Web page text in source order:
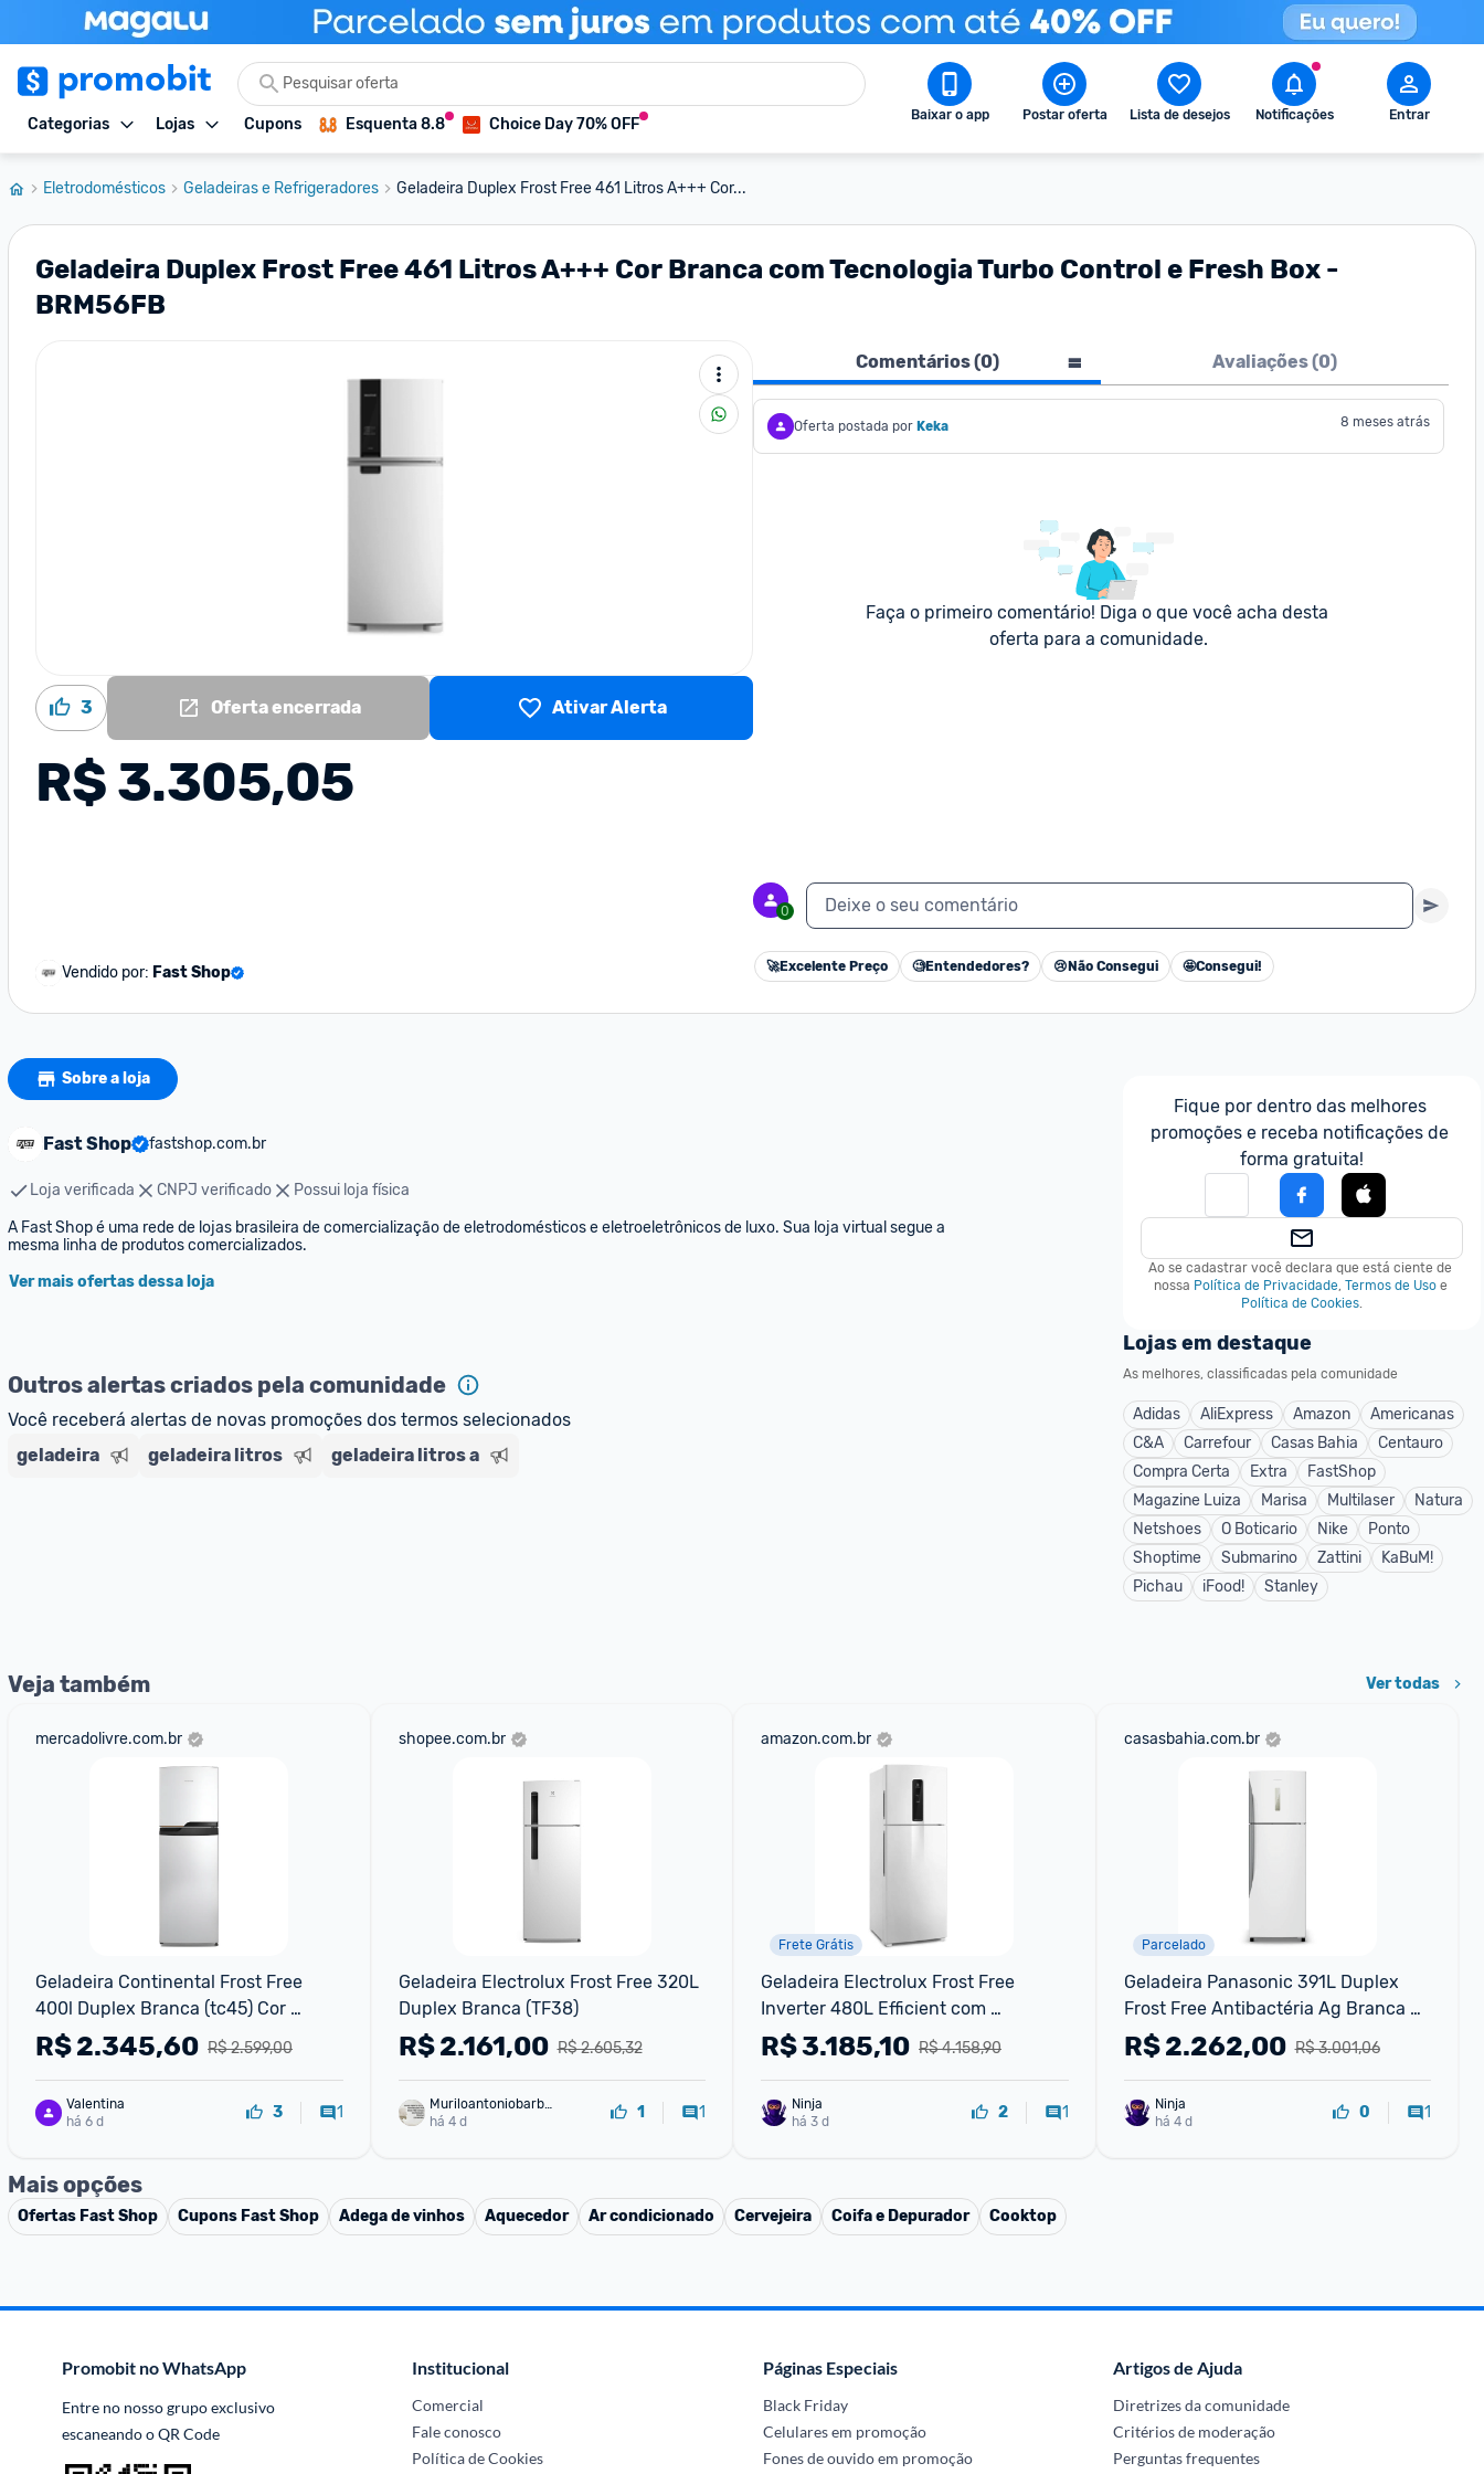
Categorias Lojas Cupons Esquenta 8.8 Choice Day 70% OFF Baixar o app Postar oferta Lista de desejos Notificações Entrar
Eletrodomésticos Geladeiras e Refrigeradores Geladeira Duplex Frost Free 461 Litros A+++ Cor...
Geladeira Duplex Frost Free 461 Litros A+++ Cor Branca com Tecnologia Turbo Control e Fresh Box -
BRM56FB
3 Oferta encerrada Ativar Alerta
R$ 3.305,05
Vendido por: Fast Shop
Comentários (0) Avaliações (0)
Oferta postada por Keka 8 meses atrás
Faça o primeiro comentário! Diga o que você acha desta
oferta para a comunidade.
0 Deixe o seu comentário
🚀Excelente Preço 🧐Entendedores? 😢 Não Consegui 🤩Consegui!
Sobre a loja
Fast Shop fastshop.com.br
Loja verificada CNPJ verificado
Possui loja física
A Fast Shop é uma rede de lojas brasileira de comercialização de eletrodomésticos e eletroeletrônicos de luxo. Sua loja virtual segue a
mesma linha de produtos comercializados.
Ver mais ofertas dessa loja
Outros alertas criados pela comunidade
Você receberá alertas de novas promoções dos termos selecionados
geladeira
geladeira litros geladeira litros a
Fique por dentro das melhores
promoções e receba notificações de
forma gratuita!
Ao se cadastrar você declara que está ciente de
nossa Política de Privacidade, Termos de Uso e
Política de Cookies.
Lojas em destaque
As melhores, classificadas pela comunidade
Adidas AliExpress Amazon
Americanas
C&A
Carrefour Casas Bahia
Centauro
Compra Certa
Extra
FastShop
Magazine Luiza
Marisa Multilaser
Natura
Netshoes
O Boticario Nike
Ponto
Shoptime
Submarino Zattini
KaBuM!
Pichau
iFood! Stanley
Veja também Ver todas
mercadolivre.com.br
Geladeira Continental Frost Free
400l Duplex Branca (tc45) Cor
Branco
R$ 2.599,00
R$2.345,60
Valentina
há 6 d
3 1
shopee.com.br
Geladeira Electrolux Frost Free 320L
Duplex Branca (TF38)
R$ 2.605,32
R$2.161,00
Muriloantoniobarbo
sa
há 4 d 1 1
amazon.com.br
Frete Grátis
Geladeira Electrolux Frost Free
Inverter 480L Efficient com
AutoSense SmartBivolt Duplex cor
Branca (IT70) Bivolt
R$ 4.158,90
R$3.185,10
há 3 d
2 1
casasbahia.com.br
Parcelado
Geladeira Panasonic 391L Duplex
Frost Free Antibactéria Ag Branca
NR-BT41PD2WA 127V - 110V
R$ 3.001,06
R$2.262,00
há 4 d
0 1
Mais opções
Ofertas Fast Shop Cupons Fast Shop Adega de vinhos Aquecedor Ar condicionado Cervejeira Coifa e Depurador Cooktop
Promobit no WhatsApp
Entre no nosso grupo exclusivo
escaneando o QR Code
Institucional
Comercial
Fale conosco
Política de Cookies
Páginas Especiais
Black Friday
Celulares em promoção
Fones de ouvido em promoção
Artigos de Ajuda
Diretrizes da comunidade
Critérios de moderação
Perguntas frequentes